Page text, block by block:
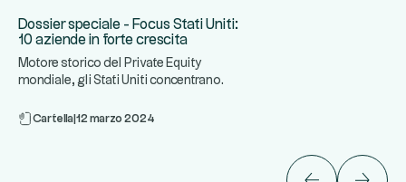
Dossier speciale - Focus Stati Uniti:
10 aziende in forte crescita
Motore storico del Private Equity
mondiale, gli Stati Uniti concentrano
Cartella 12 marzo 2024